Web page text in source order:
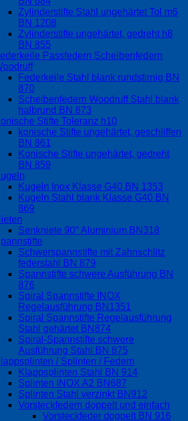
Zylinderstifte Stahl ungehärtet Tol m6
BN 1208
Zylinderstifte ungehärtet, gedreht h8
BN 855
Passfedern Scheibenfedern
Federkeile Stahl blank rundstirnig BN
870
Scheibenfedern Woodruff Stahl blank
halbrund BN 873
Stifte Toleranz h10
konische Stifte ungehärtet, geschliffen
BN 861
Konische Stifte ungehärtet, gedreht
BN 859
Kugeln Inox Klasse G40 BN 1353
Kugeln Stahl blank Klasse G40 BN
869
Senkniete 90° Aluminium BN318
Schwerspannstifte mit Zahnschlitz
federstahl BN 879
Spannstifte schwere Ausführung BN
876
Spiral Spannstifte INOX
Regelausführung BN1351
Spiral Spannstifte Regelausführung
Stahl gehärtet BN874
Spiral-Spannstifte schwere
Ausführung Stahl BN 875
/ Splinten / Federn
Klappsplinten Stahl BN 914
Splinten INOX A2 BN687
Splinten Stahl verzinkt BN912
Vorsteckfedern doppelt und einfach
Vorsteckfeder doppelt BN 916